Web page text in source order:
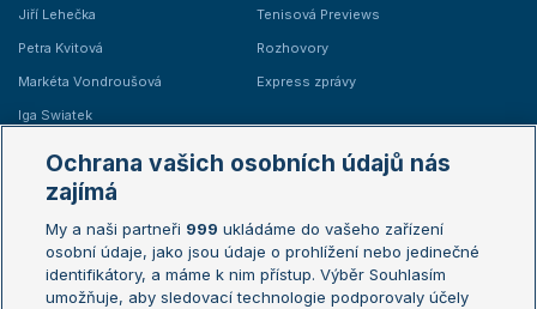
Jiří Lehečka
Petra Kvitová
Markéta Vondroušová
Iga Swiatek
Tenisová Previews
Rozhovory
Express zprávy
Žebříčky
Žebříček ATP (muži)
Žebříček WTA (ženy)
Sázkařský žebříček
Australian Open
French Open
Wimbledon
Ochrana vašich osobních údajů nás
zajímá
My a naši partneři 999 ukládáme do vašeho zařízení
osobní údaje, jako jsou údaje o prohlížení nebo jedinečné
identifikátory, a máme k nim přístup. Výběr Souhlasím
umožňuje, aby sledovací technologie podporovaly účely